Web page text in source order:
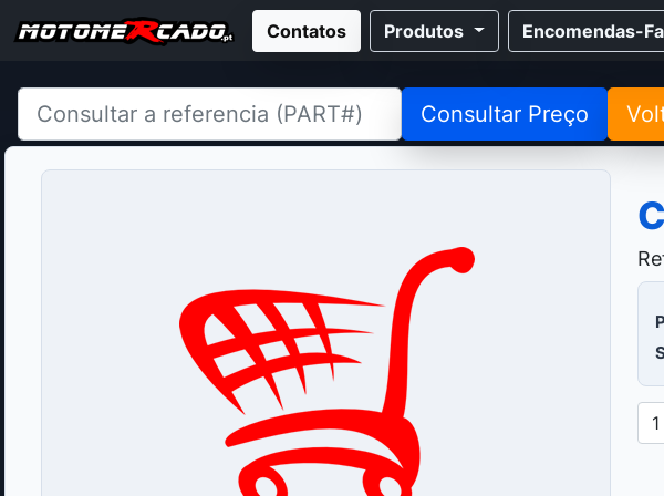
Contatos Produtos Encomendas-
Consultar Preço